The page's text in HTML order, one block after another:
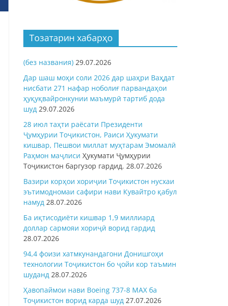
Тозатарин хабарҳо
(без названия) 29.07.2026
Дар шаш моҳи соли 2026 дар шаҳри Ваҳдат
нисбати 271 нафар ноболиғ парвандаҳои
ҳуқуқвайронкунии маъмурӣ тартиб дода
шуд 29.07.2026
28 июл таҳти раёсати Президенти
Ҷумҳурии Тоҷикистон, Раиси Ҳукумати
кишвар, Пешвои миллат муҳтарам Эмомалӣ
Раҳмон маҷлиси Ҳукумати Ҷумҳурии
Тоҷикистон баргузор гардид. 28.07.2026
Вазири корҳои хориҷии Тоҷикистон нусхаи
эътимодномаи сафири нави Кувайтро қабул
намуд 28.07.2026
Ба иқтисодиёти кишвар 1,9 миллиард
доллар сармояи хориҷӣ ворид гардид
28.07.2026
94,4 фоизи хатмкунандагони Донишгоҳи
технологии Тоҷикистон бо ҷойи кор таъмин
шуданд 28.07.2026
Ҳавопаймои нави Boeing 737-8 MAX ба
Тоҷикистон ворид карда шуд 27.07.2026